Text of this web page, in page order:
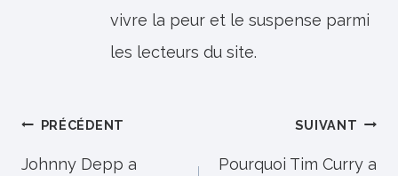
vivre la peur et le suspense parmi
les lecteurs du site.
Navigation
de
PRÉCÉDENT
Johnny Depp a
SUIVANT
Pourquoi Tim Curry a